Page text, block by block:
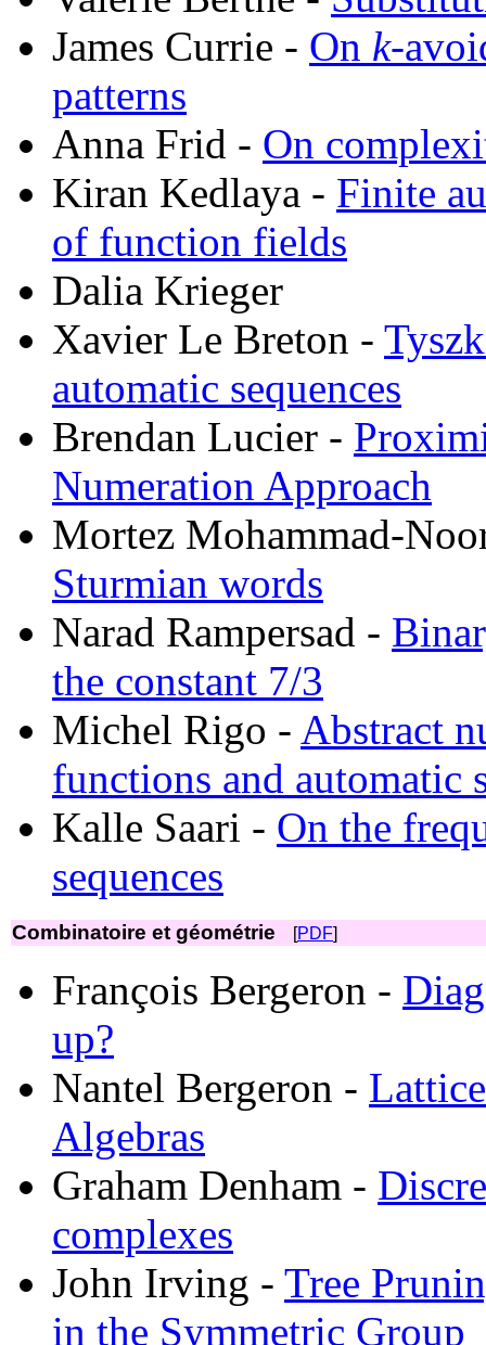
James Currie - On k-
patterns
Anna Frid - On
Kiran Kedlaya - Finite
of function fields
Dalia Krieger
Xavier Le Breton -
automatic sequences
Brendan Lucier -
Numeration Approach
Mortez Mohammad-
Sturmian words
Narad Rampersad -
the constant 7/3
Michel Rigo - Abstract
functions and automatic
Kalle Saari - On the
sequences
Combinatoire et géométrie [PDF]
François Bergeron -
up?
Nantel Bergeron -
Algebras
Graham Denham -
complexes
John Irving - Tree
in the Symmetric Group